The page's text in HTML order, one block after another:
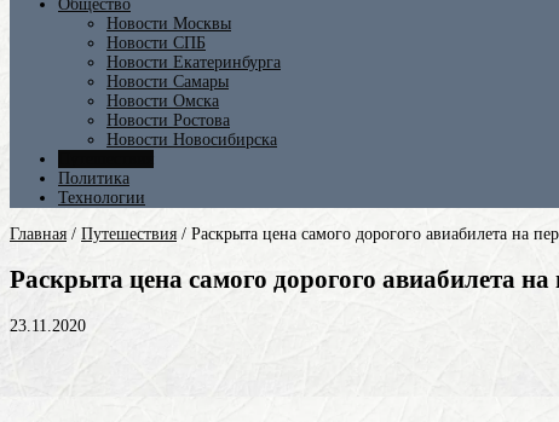
Общество
Новости Москвы
Новости СПБ
Новости Екатеринбурга
Новости Самары
Новости Омска
Новости Ростова
Новости Новосибирска
Политика
Технологии
Главная / Путешествия / Раскрыта цена самого дорогого авиабилета на
Раскрыта цена самого дорогого авиабилета на
23.11.2020